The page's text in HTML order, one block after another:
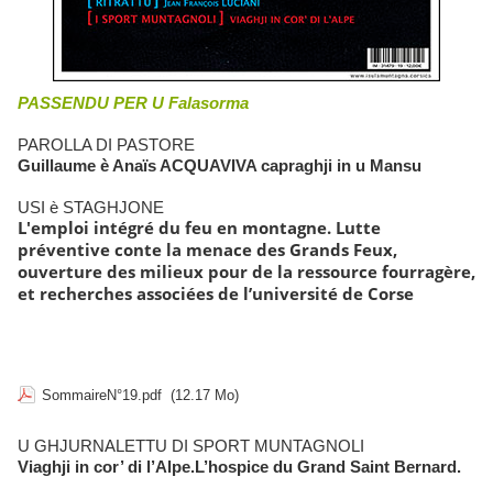
PASSENDU PER U Falasorma
PAROLLA DI PASTORE
Guillaume è Anaïs ACQUAVIVA capraghji in u Mansu
USI è STAGHJONE
L'emploi intégré du feu en montagne. Lutte
préventive conte la menace des Grands Feux,
ouverture des milieux pour de la ressource fourragère,
et recherches associées de l’université de Corse
SommaireN°19.pdf (12.17 Mo)
U GHJURNALETTU DI SPORT MUNTAGNOLI
Viaghji in cor’ di l’Alpe.L’hospice du Grand Saint Bernard.